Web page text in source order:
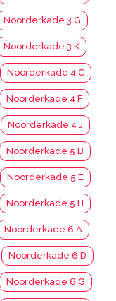
Noorderkade 3 G
Noorderkade 3 K
Noorderkade 4 C
Noorderkade 4 F
Noorderkade 4 J
Noorderkade 5 B
Noorderkade 5 E
Noorderkade 5 H
Noorderkade 6 A
Noorderkade 6 D
Noorderkade 6 G